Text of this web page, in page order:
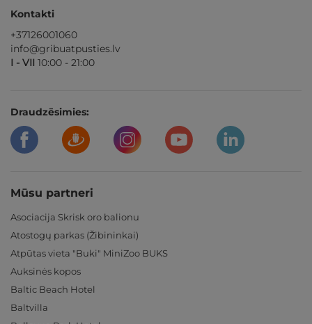
Kontakti
+37126001060
info@gribuatpusties.lv
I - VII 10:00 - 21:00
Draudzēsimies:
Mūsu partneri
Asociacija Skrisk oro balionu
Atostogų parkas (Žibininkai)
Atpūtas vieta "Buki" MiniZoo BUKS
Auksinės kopos
Baltic Beach Hotel
Baltvilla